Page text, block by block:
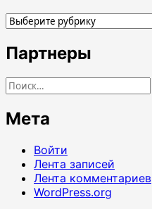
Рубрики
Партнеры
Найти:
Мета
Войти
Лента записей
Лента комментариев
WordPress.org